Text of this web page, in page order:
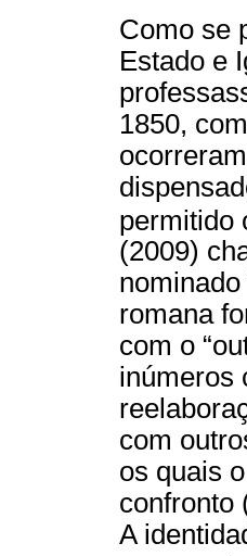
Como se
Estado e
1850,
permitido
(2009)
romana
com o
inúmeros
com
os quais
confronto
A